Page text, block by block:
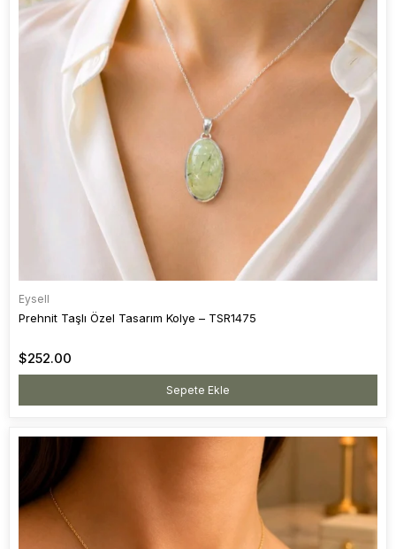
Eysell
Prehnit Taşlı Özel Tasarım Kolye – TSR1475
$252.00
Sepete Ekle